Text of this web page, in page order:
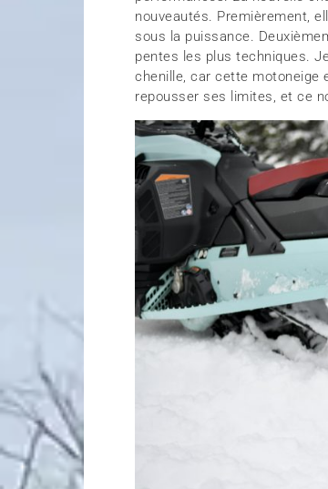
nouveautés. Premièrement,
sous la puissance.
pentes les plus techniques.
chenille, car cette motoneige
repousser ses limites, et ce